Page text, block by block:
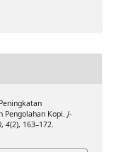
Kopi. J-
, 4(2), 163–172.